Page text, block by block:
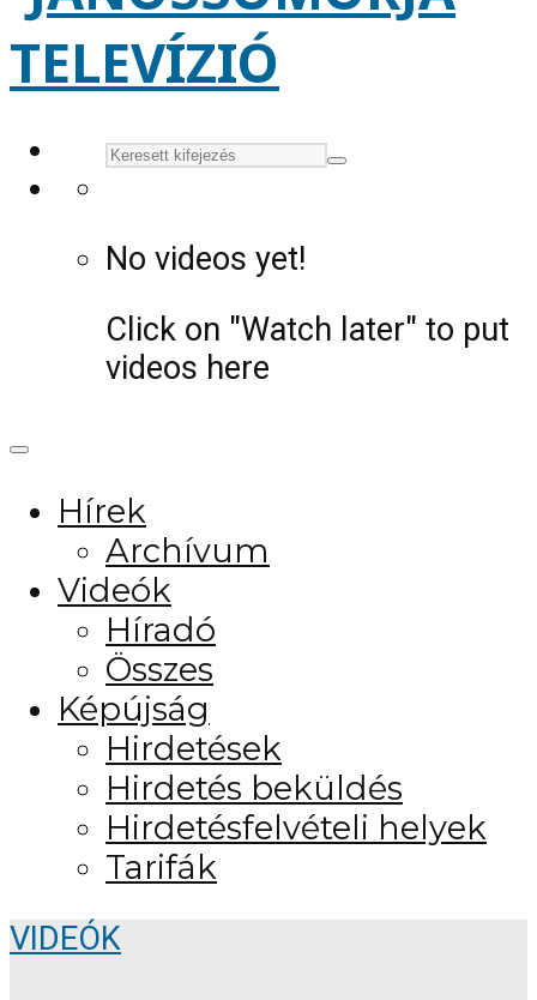
No videos yet!
Click on "Watch later" to put
videos here
Hírek
Archívum
Videók
Híradó
Összes
Képújság
Hirdetések
Hirdetés beküldés
Hirdetésfelvételi helyek
Tarifák
VIDEÓK